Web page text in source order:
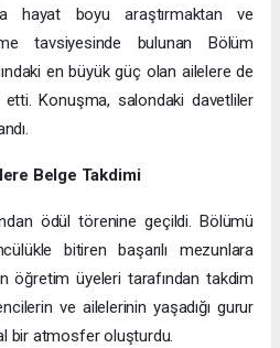
hayat boyu araştırmaktan ve
tavsiyesinde bulunan Bölüm
en büyük güç olan ailelere de
etti. Konuşma, salondaki davetliler
Belge Takdimi
ödül törenine geçildi. Bölümü
bitiren başarılı mezunlara
öğretim üyeleri tarafından takdim
ve ailelerinin yaşadığı gurur
bir atmosfer oluşturdu.